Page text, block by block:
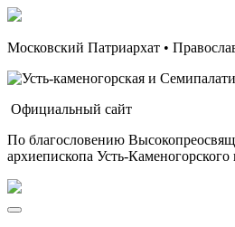
Московский Патриархат •
Официальный сайт
По благословению
архиепископа Усть-